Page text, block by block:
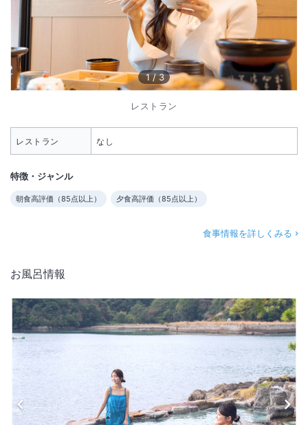
1 /3
レストラン
レストラン なし
特徴・ジャンル
朝食高評価（85点以上） 夕食高評価（85点以上）
食事情報を詳しくみる
お風呂情報